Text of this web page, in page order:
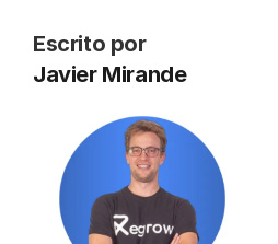
Escrito por
Javier Mirande